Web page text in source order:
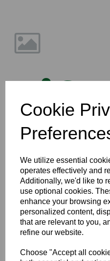
Cookie
We utilize essential
operates effectively and
Additionally, we'd like to
use optional cookies.
enhance your browsing
personalized content,
that are relevant to you,
refine our website.
Choose "Accept all
Gift
Amdanom Ni Manylion
Ein Cenhadeth: